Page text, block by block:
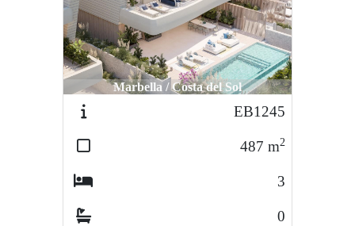
Marbella / Costa del Sol
EB1245
487 m2
3
0